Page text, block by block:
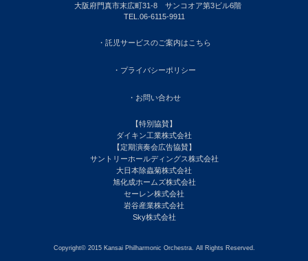
大阪府門真市末広町31-8 サンコオア第3ビル6階
TEL.06-6115-9911
・託児サービスのご案内はこちら
・プライバシーポリシー
・お問い合わせ
【特別協賛】
ダイキン工業株式会社
【定期演奏会広告協賛】
サントリーホールディングス株式会社
大日本除蟲菊株式会社
旭化成ホームズ株式会社
セーレン株式会社
岩谷産業株式会社
Sky株式会社
Copyright© 2015 Kansai Philharmonic Orchestra. All Rights Reserved.